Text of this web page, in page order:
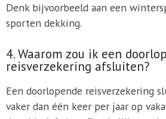
Denk bijvoorbeeld aan een
sporten dekking.
4. Waarom zou ik een
reisverzekering afsluiten?
Een doorlopende reisverzekering
vaker dan één keer per jaar op